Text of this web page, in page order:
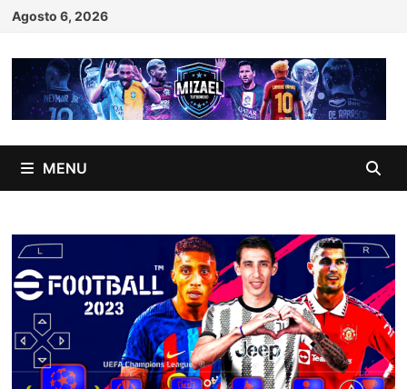
Skip
content
Agosto 6, 2026
MENU